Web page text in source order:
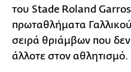
του Stade Roland
πρωταθλήματα
σειρά θριάμβων που δεν
άλλοτε στον αθλητισμό.